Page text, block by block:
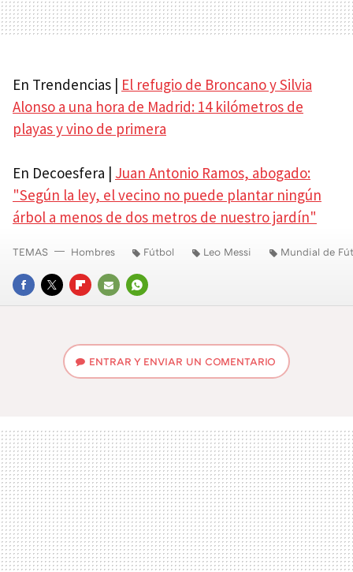
En Trendencias | El refugio de Broncano y Silvia
Alonso a una hora de Madrid: 14 kilómetros de
playas y vino de primera
En Decoesfera | Juan Antonio Ramos, abogado:
"Según la ley, el vecino no puede plantar ningún
árbol a menos de dos metros de nuestro jardín"
FACEBOOK
TWITTERFLIPBOARD
E-
WHATSAPP
TEMAS Hombres Fútbol Leo Messi Mundial de
ENTRAR Y ENVIAR UN COMENTARIO